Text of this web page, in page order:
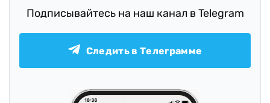
Подписывайтесь на наш канал в Telegram
Следить в Телеграмме